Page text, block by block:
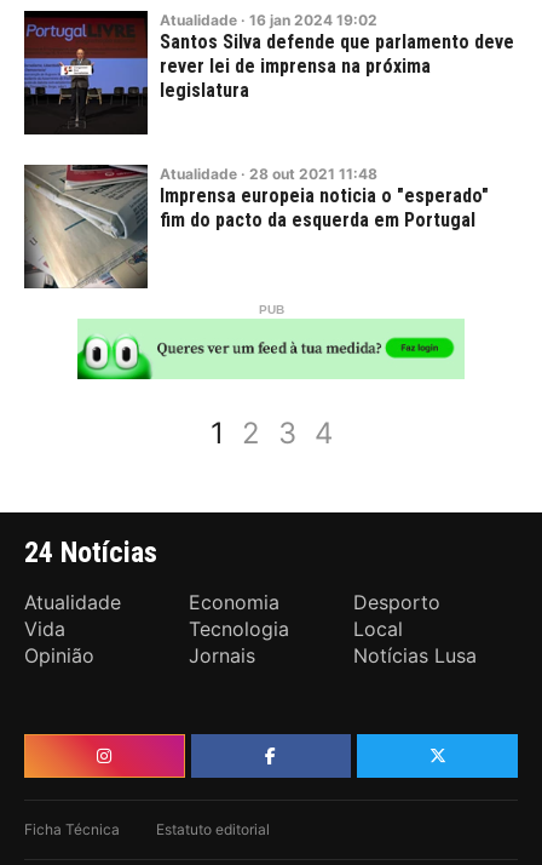
Atualidade · 16 jan 2024 19:02
Santos Silva defende que parlamento deve
rever lei de imprensa na próxima
legislatura
Atualidade · 28 out 2021 11:48
Imprensa europeia noticia o "esperado"
fim do pacto da esquerda em Portugal
1 2 3 4
24 Notícias
Atualidade Economia
Desporto
Vida
Tecnologia
Local
Opinião
Jornais Notícias Lusa
Ficha Técnica Estatuto editorial